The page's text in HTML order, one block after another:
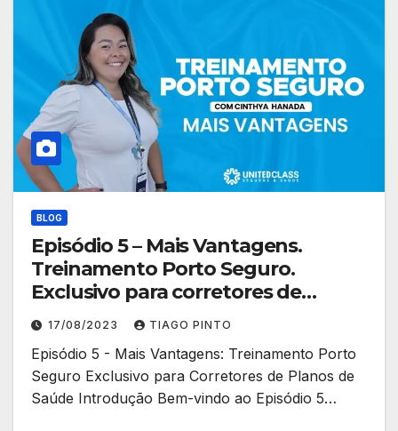
BLOG
Episódio 5 – Mais Vantagens.
Treinamento Porto Seguro.
Exclusivo para corretores de
planos de saúde.
17/08/2023 TIAGO PINTO
Episódio 5 - Mais Vantagens: Treinamento Porto
Seguro Exclusivo para Corretores de Planos de
Saúde Introdução Bem-vindo ao Episódio 5…